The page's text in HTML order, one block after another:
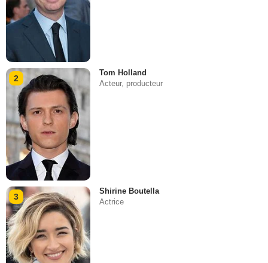
2
Tom Holland
Acteur, producteur
3
Shirine Boutella
Actrice